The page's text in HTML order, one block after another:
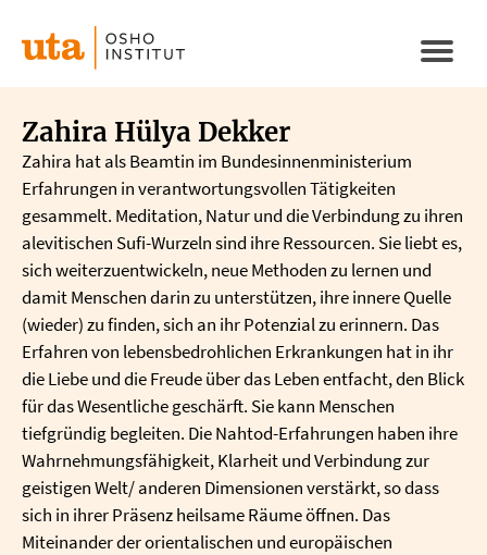
zum
Inhalt
Zahira Hülya Dekker
Zahira hat als Beamtin im Bundesinnenministerium
Erfahrungen in verantwortungsvollen Tätigkeiten
gesammelt. Meditation, Natur und die Verbindung zu ihren
alevitischen Sufi-Wurzeln sind ihre Ressourcen. Sie liebt es,
sich weiterzuentwickeln, neue Methoden zu lernen und
damit Menschen darin zu unterstützen, ihre innere Quelle
(wieder) zu finden, sich an ihr Potenzial zu erinnern. Das
Erfahren von lebensbedrohlichen Erkrankungen hat in ihr
die Liebe und die Freude über das Leben entfacht, den Blick
für das Wesentliche geschärft. Sie kann Menschen
tiefgründig begleiten. Die Nahtod-Erfahrungen haben ihre
Wahrnehmungsfähigkeit, Klarheit und Verbindung zur
geistigen Welt/ anderen Dimensionen verstärkt, so dass
sich in ihrer Präsenz heilsame Räume öffnen. Das
Miteinander der orientalischen und europäischen